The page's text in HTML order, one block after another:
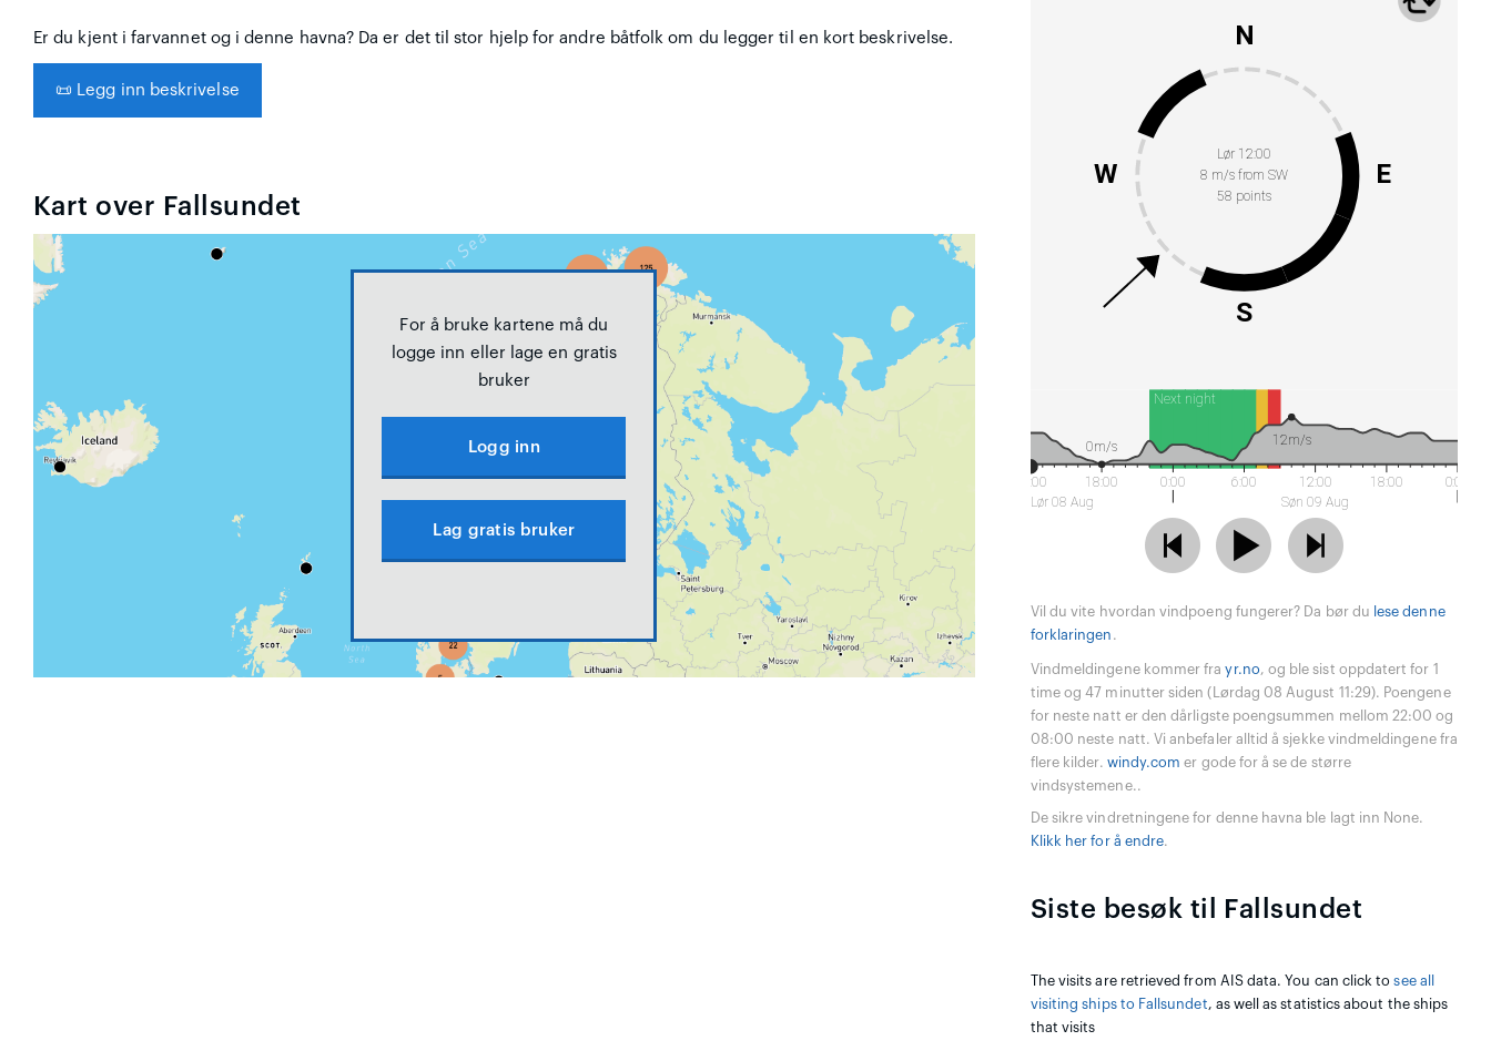
Er du kjent i farvannet og i denne havna? Da er det til stor hjelp for andre båtfolk om du legger til en kort beskrivelse.
📜 Legg inn beskrivelse
Kart over Fallsundet
For å bruke kartene må du
logge inn eller lage en gratis
bruker
Logg inn
Lag gratis bruker
Lør 12:00
8 m/s from SW
58 points
N
E
S
W
Next night
12:00
Lør 08 Aug
18:00 0:00 6:00
12:00
Søn 09 Aug
18:00 0:00
12m/s
0m/s
Vil du vite hvordan vindpoeng fungerer? Da bør du lese denne
forklaringen .
Vindmeldingene kommer frayr.no, og ble sist oppdatert for 1
time og 47 minutter siden (Lørdag 08 August 11:29). Poengene
for neste natt er den dårligste poengsummen mellom 22:00 og
08:00 neste natt. Vi anbefaler alltid å sjekke vindmeldingene fra
flere kilder. windy.com er gode for å se de større
vindsystemene..
De sikre vindretningene for denne havna ble lagt inn None.
Klikk her for å endre.
Siste besøk til Fallsundet
The visits are retrieved from AIS data. You can click tosee all
visiting ships to Fallsundet, as well as statistics about the ships
that visits